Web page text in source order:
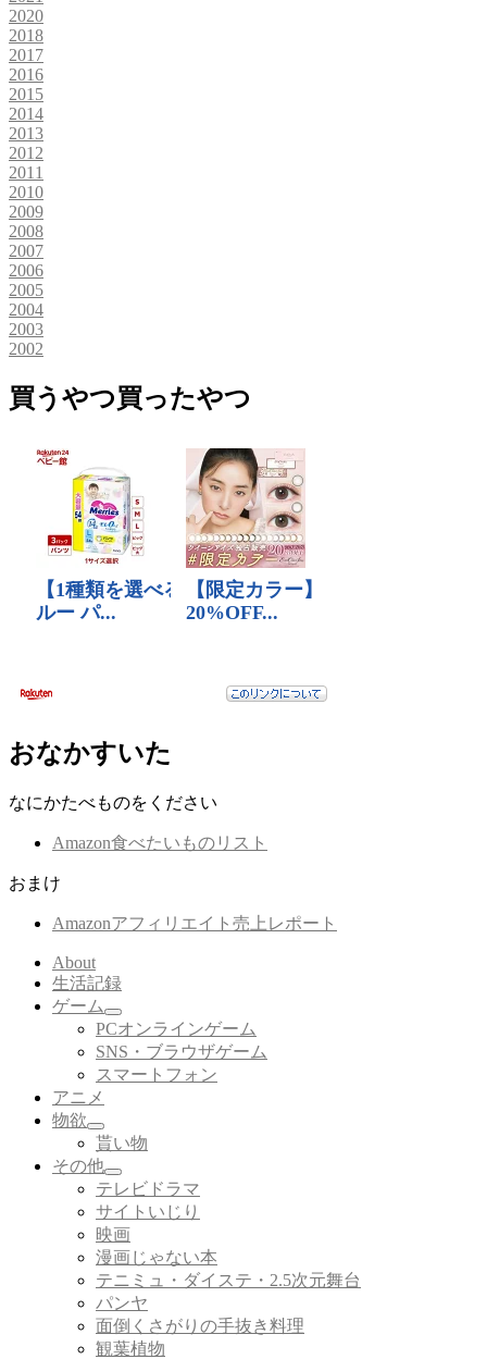
2020
2018
2017
2016
2015
2014
2013
2012
2011
2010
2009
2008
2007
2006
2005
2004
2003
2002
買うやつ買ったやつ
おなかすいた
なにかたべものをください
Amazon食べたいものリスト
おまけ
Amazonアフィリエイト売上レポート
About
生活記録
ゲーム
サ
ブ
メ
ニ
を
展
開
PCオンラインゲーム
SNS・ブラウザゲーム
スマートフォン
アニメ
物欲
サ
ブ
メ
ニ
ュ
ー
を
展
開
貰い物
その他
サ
ブ
メ
ニ
ュ
ー
を
展
開
テレビドラマ
サイトいじり
映画
漫画じゃない本
テニミュ・ダイステ・2.5次元舞台
パンヤ
面倒くさがりの手抜き料理
観葉植物